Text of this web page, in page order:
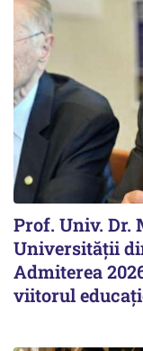
Prof. Univ. Dr.
Universității
Admiterea
viitorul